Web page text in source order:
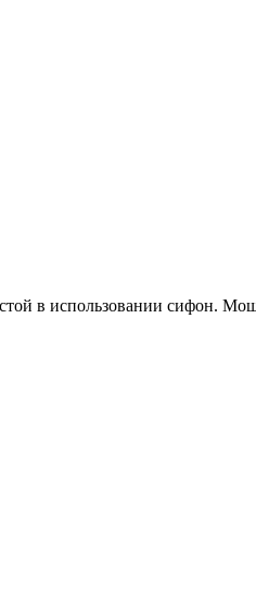
в использовании сифон.